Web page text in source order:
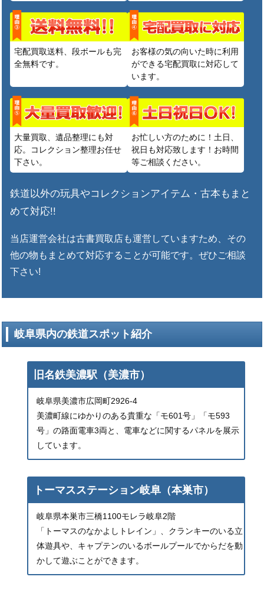
宅配買取送料、段ボールも完
全無料です。
お客様の気の向いた時に利用
ができる宅配買取に対応して
います。
大量買取、遺品整理にも対
応。コレクション整理お任せ
下さい。
お忙しい方のために！土日、
祝日も対応致します！お時間
等ご相談ください。
鉄道以外の玩具やコレクションアイテム・古本もまと
めて対応!!
当店運営会社は古書買取店も運営していますため、その
他の物もまとめて対応することが可能です。ぜひご相談
下さい!
岐阜県内の鉄道スポット紹介
旧名鉄美濃駅（美濃市）
岐阜県美濃市広岡町2926-4
美濃町線にゆかりのある貴重な「モ601号」「モ593
号」の路面電車3両と、電車などに関するパネルを展示
しています。
トーマスステーション岐阜（本巣市）
岐阜県本巣市三橋1100モレラ岐阜2階
「トーマスのなかよしトレイン」、クランキーのいる立
体遊具や、キャプテンのいるボールプールでからだを動
かして遊ぶことができます。